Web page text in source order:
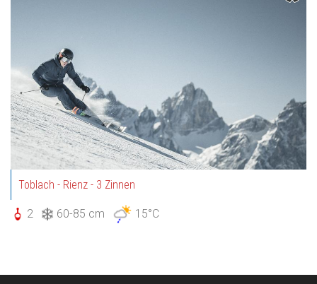
Toblach - Rienz - 3 Zinnen
2 60-85 cm 15°C